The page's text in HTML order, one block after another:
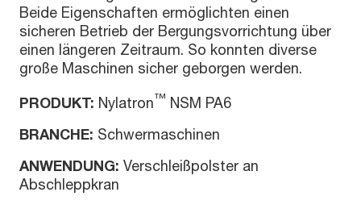
Beide Eigenschaften ermöglichten einen
sicheren Betrieb der Bergungsvorrichtung über
einen längeren Zeitraum. So konnten diverse
große Maschinen sicher geborgen werden.
PRODUKT: Nylatron™ NSM PA6
BRANCHE: Schwermaschinen
ANWENDUNG: Verschleißpolster an
Abschleppkran